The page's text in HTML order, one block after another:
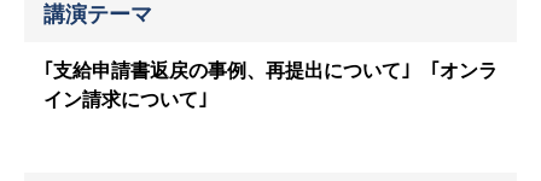
講演テーマ
｢支給申請書返戻の事例、再提出について｣ ｢オンラ
イン請求について｣